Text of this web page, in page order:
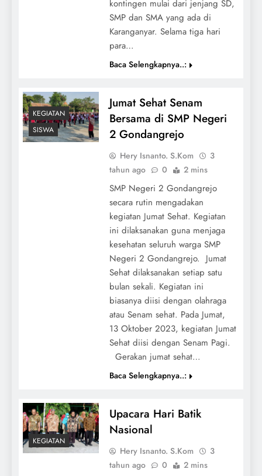
kontingen mulai dari jenjang SD,
SMP dan SMA yang ada di
Karanganyar. Selama tiga hari
para…
Baca Selengkapnya..:
KEGIATAN
SISWA
Jumat Sehat Senam
Bersama di SMP Negeri
2 Gondangrejo
Hery Isnanto. S.Kom
3
tahun ago
0 2 mins
SMP Negeri 2 Gondangrejo
secara rutin mengadakan
kegiatan Jumat Sehat. Kegiatan
ini dilaksanakan guna menjaga
kesehatan seluruh warga SMP
Negeri 2 Gondangrejo. Jumat
Sehat dilaksanakan setiap satu
bulan sekali. Kegiatan ini
biasanya diisi dengan olahraga
atau Senam sehat. Pada Jumat,
13 Oktober 2023, kegiatan Jumat
Sehat diisi dengan Senam Pagi.
Gerakan jumat sehat…
Baca Selengkapnya..:
KEGIATAN
Upacara Hari Batik
Nasional
Hery Isnanto. S.Kom
3
tahun ago
0 2 mins